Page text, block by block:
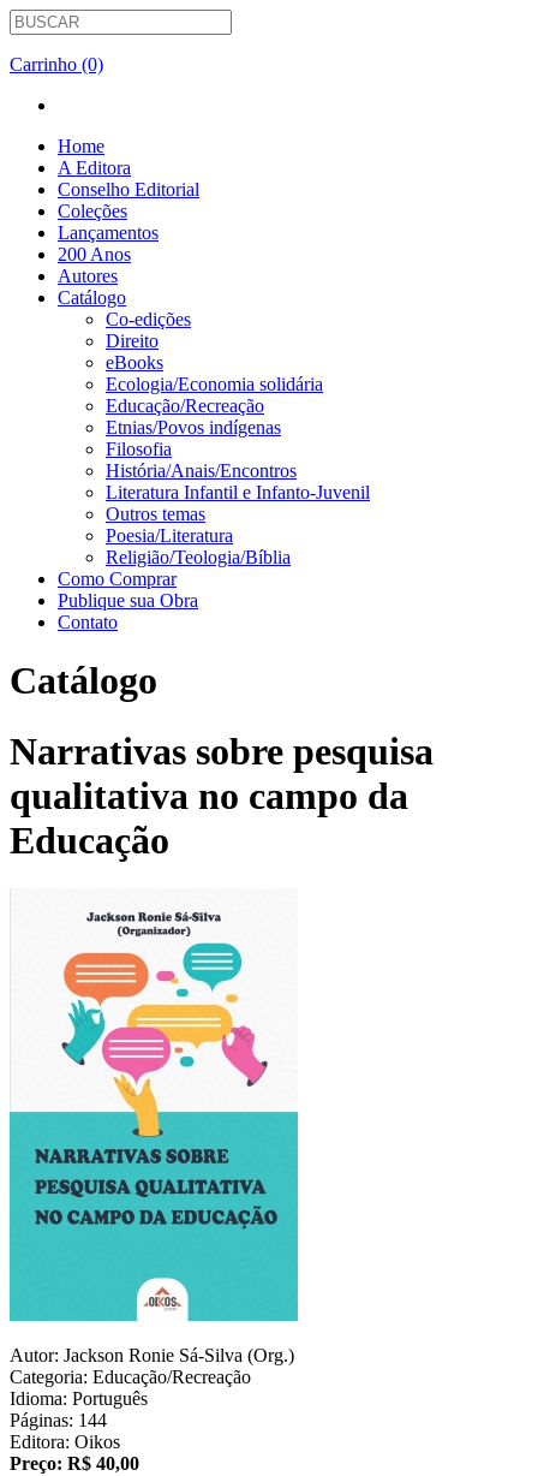
Carrinho (0)
Home
A Editora
Conselho Editorial
Coleções
Lançamentos
200 Anos
Autores
Catálogo
Co-edições
Direito
eBooks
Ecologia/Economia solidária
Educação/Recreação
Etnias/Povos indígenas
Filosofia
História/Anais/Encontros
Literatura Infantil e Infanto-Juvenil
Outros temas
Poesia/Literatura
Religião/Teologia/Bíblia
Como Comprar
Publique sua Obra
Contato
Catálogo
Narrativas sobre pesquisa
qualitativa no campo da
Educação
Autor: Jackson Ronie Sá-Silva (Org.)
Categoria: Educação/Recreação
Idioma: Português
Páginas: 144
Editora: Oikos
Preço: R$ 40,00